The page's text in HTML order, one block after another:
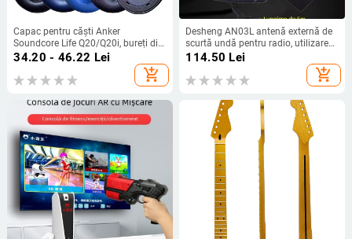
Capac pentru căști Anker
Soundcore Life Q20/Q20i, bureți din
piele proteică, montaj ușor
34.20 - 46.22 Lei
add_shopping_cart
Desheng AN03L antenă externă de
scurtă undă pentru radio, utilizare
în exterior
114.50 Lei
add_shopping_cart